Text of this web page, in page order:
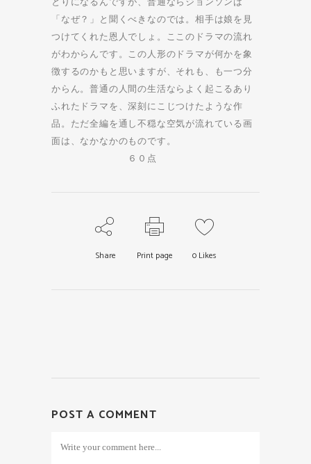
「なぜ？」と聞くべきなのでは。相手は娘を見
つけてくれた恩人でしょ。ここのドラマの流れ
がわからんです。この人形のドラマが何かを象
徴するのかもと思いますが、それも、も一つ分
からん。普通の人間の生活ならよく起こるあり
ふれたドラマを、深刻にこじつけたような作
品。ただ全編を通し不穏な空気が流れている画
面は、なかなかのものです。
６０点
Share Print page 0Likes
POST A COMMENT